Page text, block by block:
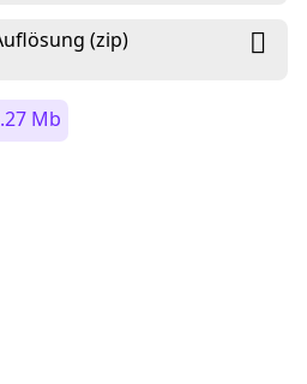
(zip)
Mb